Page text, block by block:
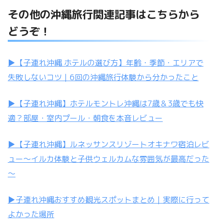
その他の沖縄旅行関連記事はこちらから
どうぞ！
▶︎【子連れ沖縄 ホテルの選び方】年齢・季節・エリアで
失敗しないコツ｜6回の沖縄旅行体験から分かったこと
▶︎【子連れ沖縄】ホテルモントレ沖縄は7歳＆3歳でも快
適？部屋・室内プール・朝食を本音レビュー
▶︎【子連れ沖縄】ルネッサンスリゾートオキナワ宿泊レビ
ュー～イルカ体験と子供ウェルカムな雰囲気が最高だった
～
▶︎子連れ沖縄おすすめ観光スポットまとめ｜実際に行って
よかった場所